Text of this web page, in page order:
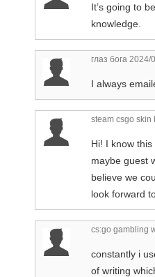
It’s going to
knowledge.
глаз бога 2024/
I always
steam csgo skin
Hi! I know
maybe guest
believe we
look forward
cs:go gambling
constantly i
of writing